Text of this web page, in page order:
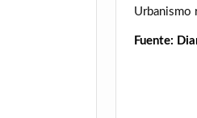
Urbanismo
Fuente: